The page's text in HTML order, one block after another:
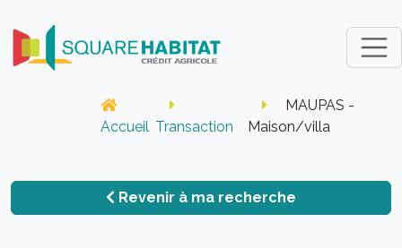
Accueil Transaction
MAUPAS -
Maison/villa
Revenir à ma recherche